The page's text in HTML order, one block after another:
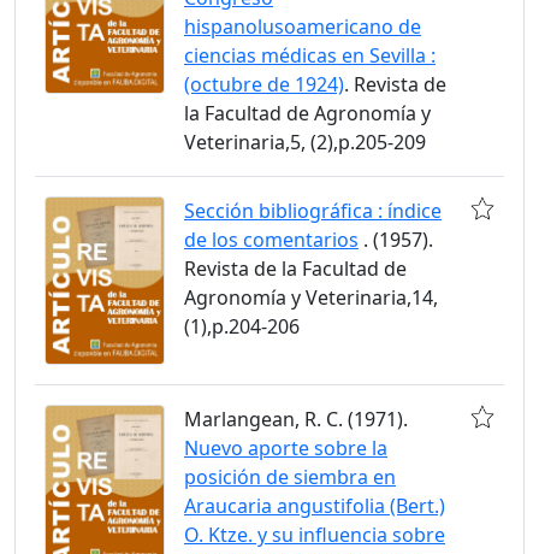
hispanolusoamericano de
ciencias médicas en Sevilla :
(octubre de 1924). Revista de
la Facultad de Agronomía y
Veterinaria,5, (2),p.205-209
Sección bibliográfica : índice
de los comentarios . (1957).
Revista de la Facultad de
Agronomía y Veterinaria,14,
(1),p.204-206
Marlangean, R. C. (1971).
Nuevo aporte sobre la
posición de siembra en
Araucaria angustifolia (Bert.)
O. Ktze. y su influencia sobre